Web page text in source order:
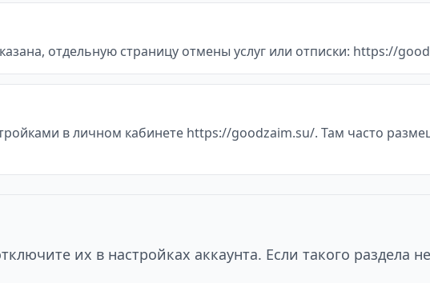
отдельную страницу отмены услуг или отписки: https://
в личном кабинете https://goodzaim.su/. Там часто
их в настройках аккаунта. Если такого раздела